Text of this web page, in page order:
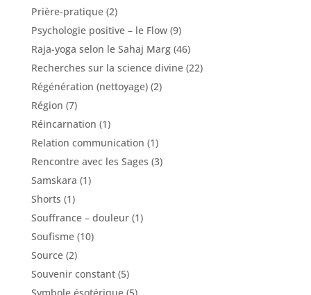
Prière-pratique(2)
Psychologie positive – le Flow(9)
Raja-yoga selon le Sahaj Marg(46)
Recherches sur la science divine(22)
Régénération (nettoyage)(2)
Région (7)
Réincarnation (1)
Relation communication (1)
Rencontre avec les Sages (3)
Samskara (1)
Shorts (1)
Souffrance – douleur(1)
Soufisme(10)
Source(2)
Souvenir constant(5)
Symbole ésotérique(5)